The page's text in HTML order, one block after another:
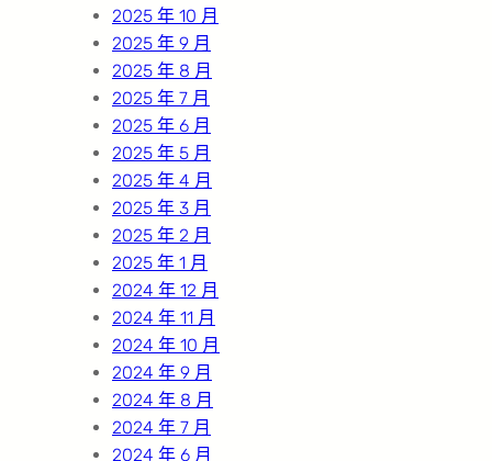
2025 年 10 月
2025 年 9 月
2025 年 8 月
2025 年 7 月
2025 年 6 月
2025 年 5 月
2025 年 4 月
2025 年 3 月
2025 年 2 月
2025 年 1 月
2024 年 12 月
2024 年 11 月
2024 年 10 月
2024 年 9 月
2024 年 8 月
2024 年 7 月
2024 年 6 月